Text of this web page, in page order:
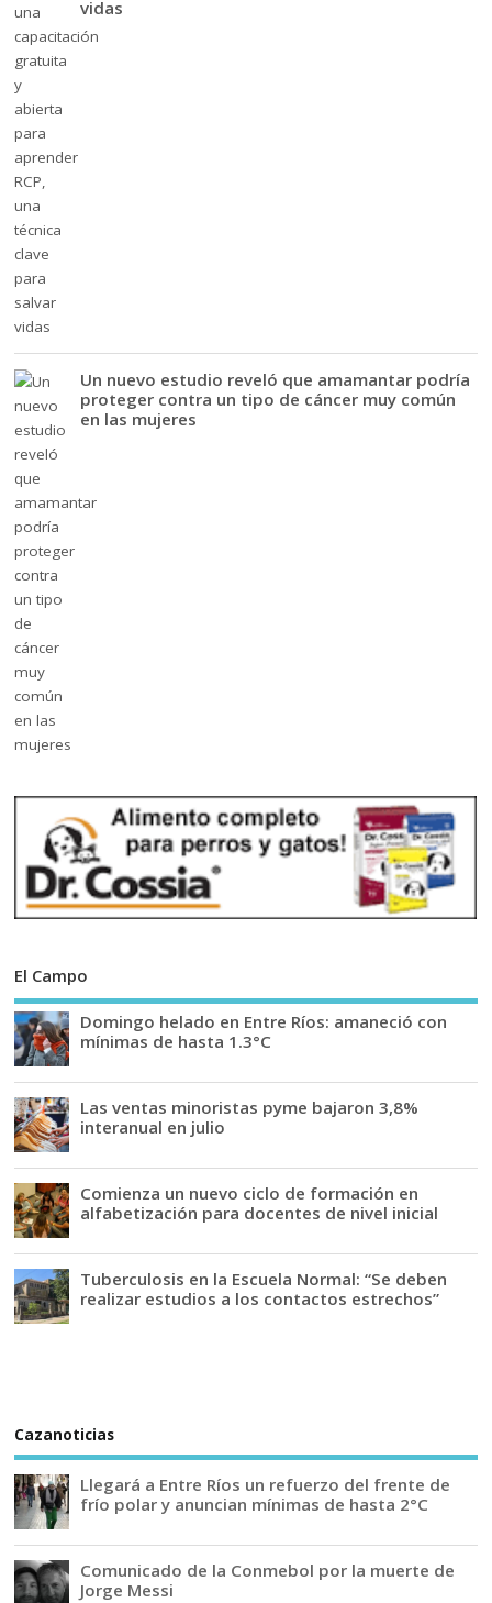
vidas
Un nuevo estudio reveló que amamantar podría
proteger contra un tipo de cáncer muy común
en las mujeres
El Campo
Domingo helado en Entre Ríos: amaneció con
mínimas de hasta 1.3°C
Las ventas minoristas pyme bajaron 3,8%
interanual en julio
Comienza un nuevo ciclo de formación en
alfabetización para docentes de nivel inicial
Tuberculosis en la Escuela Normal: “Se deben
realizar estudios a los contactos estrechos”
Cazanoticias
Llegará a Entre Ríos un refuerzo del frente de
frío polar y anuncian mínimas de hasta 2°C
Comunicado de la Conmebol por la muerte de
Jorge Messi